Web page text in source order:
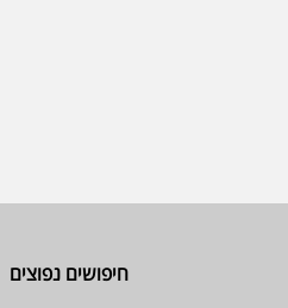
חיפושים נפוצים